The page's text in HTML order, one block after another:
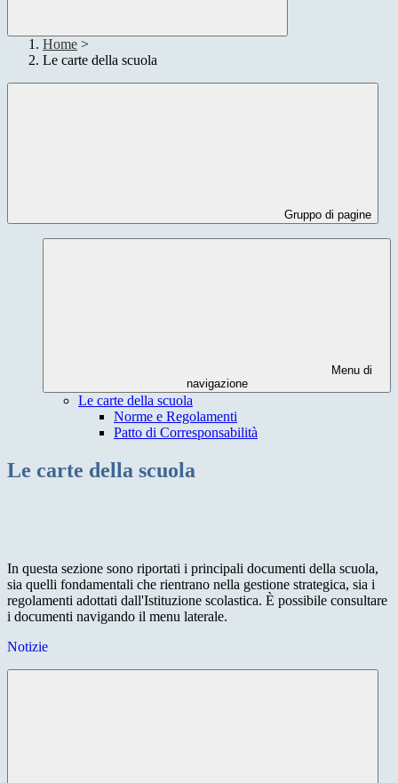
Home >
Le carte della scuola
Gruppo di pagine
Menu di
navigazione
Le carte della scuola
Norme e Regolamenti
Patto di Corresponsabilità
Le carte della scuola
In questa sezione sono riportati i principali documenti della scuola,
sia quelli fondamentali che rientrano nella gestione strategica, sia i
regolamenti adottati dall'Istituzione scolastica. È possibile consultare
i documenti navigando il menu laterale.
Notizie